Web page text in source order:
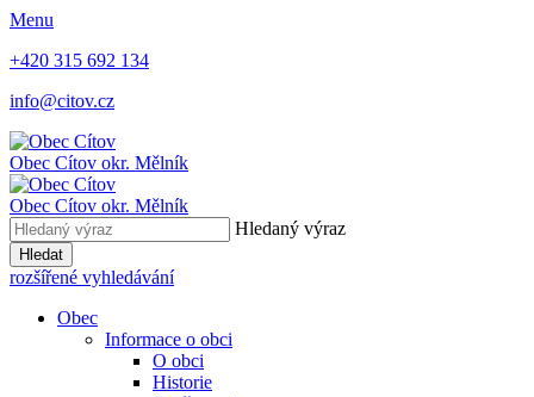
Menu
+420 315 692 134
info@citov.cz
Obec Cítov okr. Mělník
Obec Cítov okr. Mělník
Hledaný výraz
Hledat
rozšířené vyhledávání
Obec
Informace o obci
O obci
Historie